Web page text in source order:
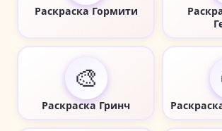
Раскраска Гормити
🎨
Раскраска Гринч